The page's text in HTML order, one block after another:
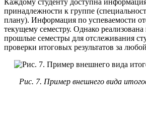
Каждому студенту доступна
принадлежности к группе
плану). Информация по успеваемости
текущему семестру. Однако
прошлые семестры для отслеживания
проверки итоговых результатов за
Рис. 7. Пример внешнего вида